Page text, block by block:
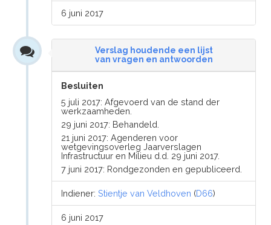
6 juni 2017
Verslag houdende een lijst
van vragen en antwoorden
Besluiten
5 juli 2017: Afgevoerd van de stand der
werkzaamheden.
29 juni 2017: Behandeld.
21 juni 2017: Agenderen voor
wetgevingsoverleg Jaarverslagen
Infrastructuur en Milieu d.d. 29 juni 2017.
7 juni 2017: Rondgezonden en gepubliceerd.
Indiener:Stientje van Veldhoven (D66)
6 juni 2017